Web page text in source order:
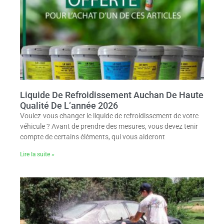
Liquide De Refroidissement Auchan De Haute
Qualité De L’année 2026
Voulez-vous changer le liquide de refroidissement de votre
véhicule ? Avant de prendre des mesures, vous devez tenir
compte de certains éléments, qui vous aideront
Lire la suite »